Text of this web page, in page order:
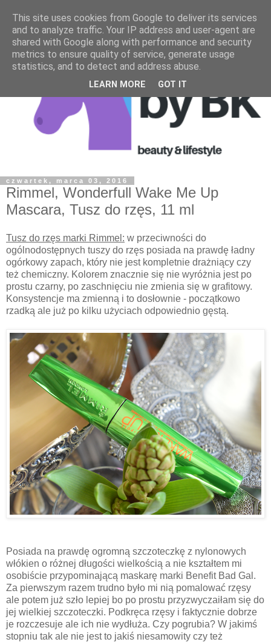
czwartek, marca 03, 2016
Rimmel, Wonderfull Wake Me Up
Mascara, Tusz do rzęs, 11 ml
Tusz do rzęs marki Rimmel: w przeciwności do
ogólnodostępnych tuszy do rzęs posiada na prawdę ładny
ogórkowy zapach, który nie jest kompletnie drażniący czy
też chemiczny. Kolorem znacznie się nie wyróżnia jest po
prostu czarny, po zaschnięciu nie zmienia się w grafitowy.
Konsystencje ma zmienną i to dosłownie - początkowo
rzadką ale już po kilku użyciach odpowiednio gęstą.
Posiada na prawdę ogromną szczoteczkę z nylonowych
włókien o różnej długości wielkością a nie kształtem mi
osobiście przypominającą maskarę marki Benefit Bad Gal.
Za pierwszym razem trudno było mi nią pomalować rzęsy
ale potem już szło lepiej bo po prostu przyzwyczaiłam się do
jej wielkiej szczoteczki. Podkręca rzęsy i faktycznie dobrze
je rozczesuje ale ich nie wydłuża. Czy pogrubia? W jakimś
stopniu tak ale nie jest to jakiś niesamowity czy też
This site uses cookies from Google to deliver its services
and to analyze traffic. Your IP address and user-agent are
shared with Google along with performance and security
metrics to ensure quality of service, generate usage
statistics, and to detect and address abuse.
LEARN MORE GOT IT